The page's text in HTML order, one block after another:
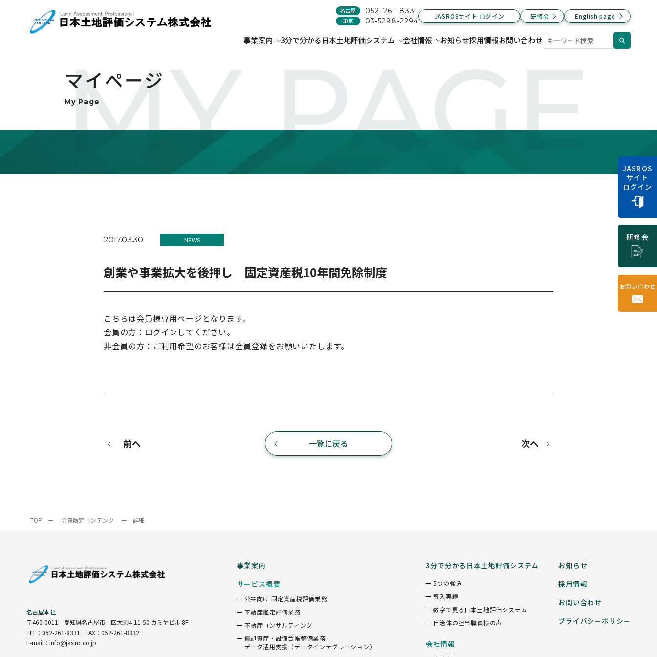
名古屋 052-261-8331
東京 03-5298-2294
JASROSサイト ログイン 研修会 English page
事業案内 3分で分かる日本土地評価システム 会社情報 お知らせ採用情報お問い合わせ
JASROS
サイト
ログイン
研修会
お問い合わせ
MY PAGE
マイページ
My Page
2017.03.30 NEWS
創業や事業拡大を後押し 固定資産税10年間免除制度
こちらは会員様専用ページとなります。
会員の方：ログインしてください。
非会員の方：ご利用希望のお客様は会員登録をお願いいたします。
前へ 一覧に戻る 次へ
TOP ー 会員限定コンテンツ ー 詳細
名古屋本社
〒460-0011 愛知県名古屋市中区大須4-11-50 カミヤビル 8F
TEL：052-261-8331 FAX：052-261-8332
E-mail：info@jasinc.co.jp
事業案内
サービス概要
公共向け 固定資産税評価業務
不動産鑑定評価業務
不動産コンサルティング
償却資産・設備台帳整備業務
データ活用支援（データインテグレーション）
3分で分かる日本土地評価システム
5つの強み
導入実績
数字で見る日本土地評価システム
自治体の担当職員様の声
会社情報
お知らせ
採用情報
お問い合わせ
プライバシーポリシー